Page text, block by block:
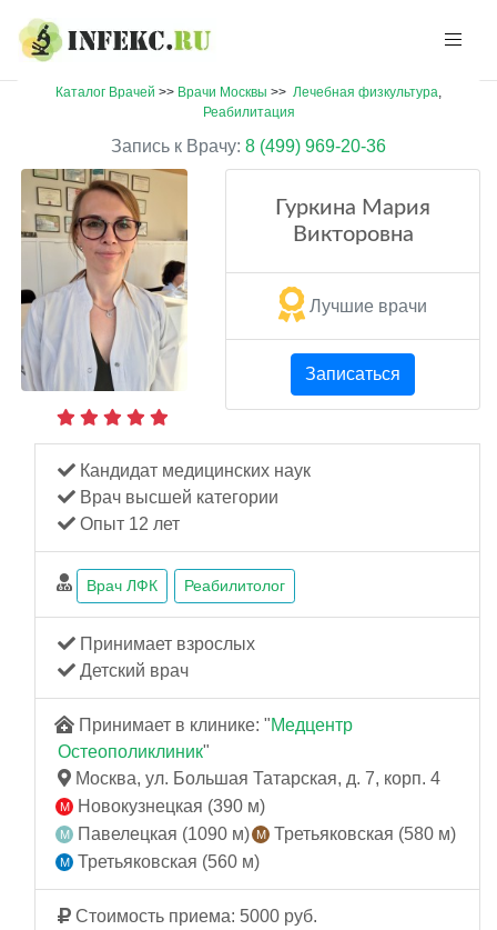
Каталог Врачей >> Врачи Москвы >> Лечебная физкультура,
Реабилитация
Запись к Врачу: 8 (499) 969-20-36
Гуркина Мария
Викторовна
Лучшие врачи
Записаться
Кандидат медицинских наук
Врач высшей категории
Опыт 12 лет
Врач ЛФК Реабилитолог
Принимает взрослых
Детский врач
Принимает в клинике: "Медцентр
Остеополиклиник"
Москва, ул. Большая Татарская, д. 7, корп. 4
Новокузнецкая (390 м)
Павелецкая (1090 м)
Третьяковская (580 м)
Третьяковская (560 м)
Стоимость приема: 5000 руб.